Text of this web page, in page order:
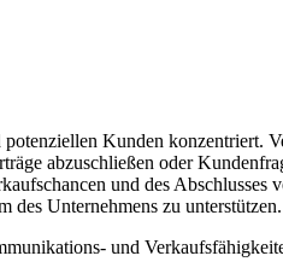
Kunden konzentriert.
abzuschließen oder
und des Abschlusses
des Unternehmens zu unterstützen.
und